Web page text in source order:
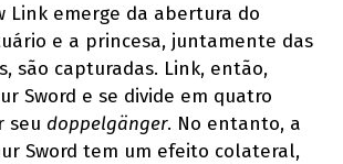
Link emerge da abertura do
e a princesa, juntamente das
são capturadas. Link, então,
Sword e se divide em quatro
seudoppelgänger. No entanto, a
Sword tem um efeito colateral,